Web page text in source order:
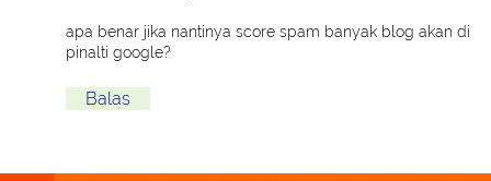
apa benar jika nantinya score spam banyak blog akan di
pinalti google?
Balas